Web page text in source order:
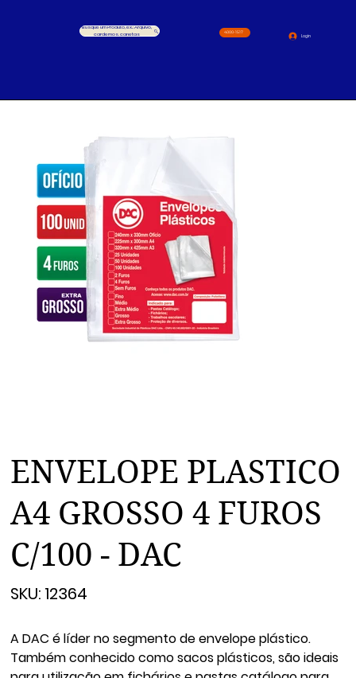
Busque um Produto, ex.: Arquivo,
cardernos, canetas
4000-1517
Login
ENVELOPE PLASTICO
A4 GROSSO 4 FUROS
C/100 - DAC
SKU:
12364
12364
A DAC é líder no segmento de envelope plástico.
Também conhecido como sacos plásticos, são ideais